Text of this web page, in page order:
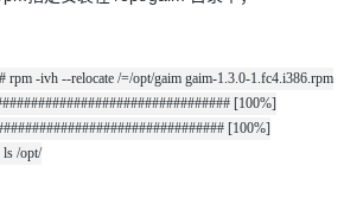
rpm -ivh --relocate /=/opt/gaim gaim-1.3.0-1.fc4.i386.rpm
[100%]
[100%]
/opt/